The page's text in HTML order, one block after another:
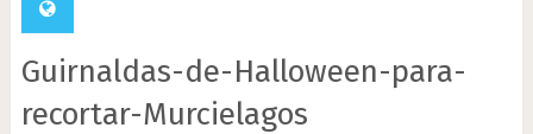
Guirnaldas-de-Halloween-para-
recortar-Murcielagos